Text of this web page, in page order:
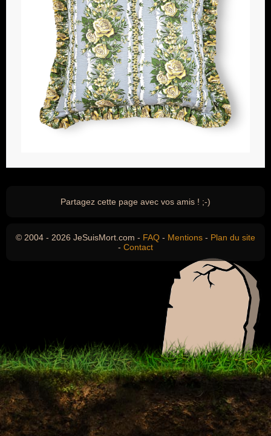
Partagez cette page avec vos amis ! ;-)
© 2004 - 2026 JeSuisMort.com - FAQ - Mentions - Plan du site
- Contact